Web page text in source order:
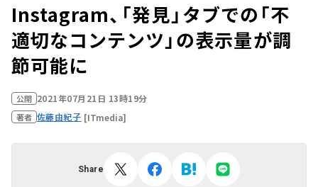
Instagram、「発見」タブでの「不
適切なコンテンツ」の表示量が調
節可能に
公開 2021年07月21日 13時19分
著者 佐藤由紀子 [ITmedia]
Share